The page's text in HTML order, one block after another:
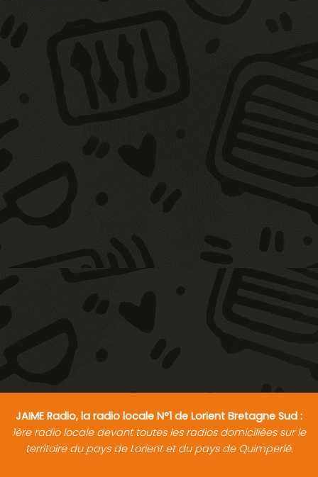
JAIME Radio, la radio locale N°1 de Lorient Bretagne Sud :
1ère radio locale devant toutes les radios domiciliées sur le
territoire du pays de Lorient et du pays de Quimperlé.